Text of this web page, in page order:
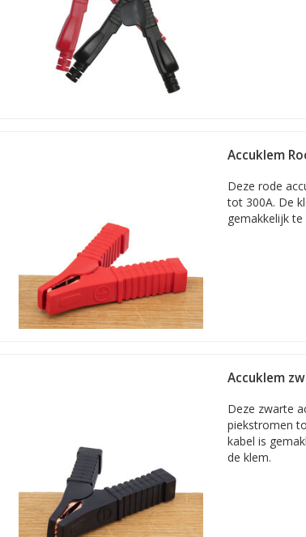
Accuklem zwaar koper 600A
Extra zware accuklem
600 ampère, zoals voor vrachtwagens
Accuklem met kabeloog
Set vervangende accuklemmen voor startkabels
Vervangingsset voor bestaande startkabels
Inclusief bevestigingsmateriaal
... enmeerdere tussenliggende stroomsterktes en
krokodillenklemmen: direct uit voorraad verzonden.
Toepassing van accuklemmen
of in de werkplaats voor meet- en testdoeleinden. De
Accuklemmen / krokodillenklemmen bestellen
Bestel rechtstreeks uit ons magazijn de accuklemmen die
startkabels, of voor een ander doeleind. Vind hier elk
Accuklem
Deze rode
tot 300A. De
gemakkelijk
Accuklem
Deze zwarte
piekstromen
kabel is
de klem.